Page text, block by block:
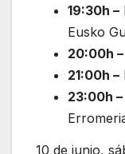
19:30h –
Eusko
20:00h –
21:00h –
23:00h –
10 de junio,